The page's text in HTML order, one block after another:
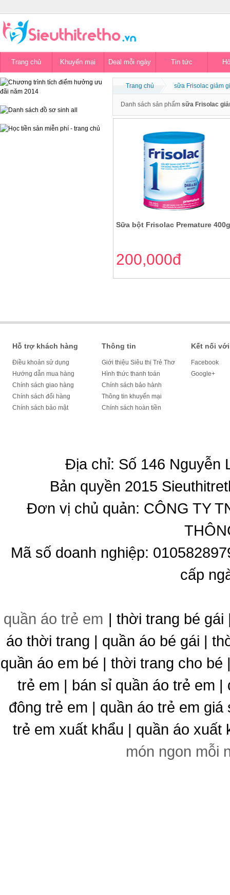
Trang chủ Khuyến mại Deal mỗi ngày Tin tức
Trang chủ sữa Frisolac giảm
Danh sách sản phẩm sữa Frisolac
Sữa bột Frisolac Premature
200,000đ
Hỗ trợ khách hàng
Điều khoản sử dụng
Hướng dẫn mua hàng
Chính sách giao hàng
Chính sách đổi hàng
Chính sách bảo mật
Thông tin
Giới thiệu Siêu thị Trẻ Thơ
Hình thức thanh toán
Chính sách bảo hành
Thông tin khuyến mại
Chính sách hoàn tiền
Kết nối
Facebook
Google+
Địa chỉ: Số 146 Nguyễn
Bản quyền 2015
Đơn vị chủ quản: CÔNG TY
Mã số doanh nghiệp:
cấp
quần áo trẻ em | thời trang bé gái
áo thời trang | quần áo bé gái |
quần áo em bé | thời trang cho
trẻ em | bán sỉ quần áo trẻ em
đông trẻ em | quần áo trẻ em
trẻ em xuất khẩu | quần áo xuất
món ngon mỗi